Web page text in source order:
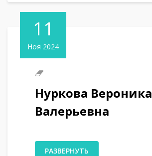
11
Ноя 2024
Нуркова Вероника
Валерьевна
РАЗВЕРНУТЬ